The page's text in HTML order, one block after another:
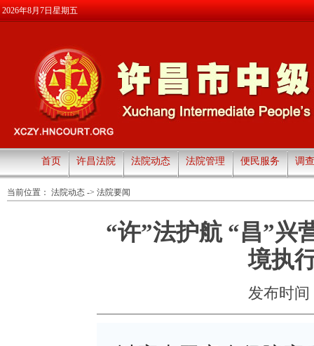
2026年8月7日星期五
首页 许昌法院 法院动态 法院管理 便民服务 调
当前位置： 法院动态 -> 法院要闻
“许”法护航 “昌”
境执
发布时间